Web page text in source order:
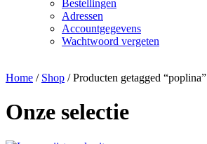
Bestellingen
Adressen
Accountgegevens
Wachtwoord vergeten
Home / Shop / Producten getagged “poplina”
Onze selectie